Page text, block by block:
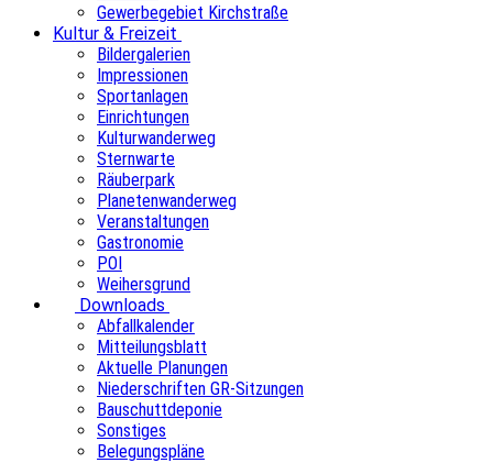
Gewerbegebiet Kirchstraße
Kultur & Freizeit
Bildergalerien
Impressionen
Sportanlagen
Einrichtungen
Kulturwanderweg
Sternwarte
Räuberpark
Planetenwanderweg
Veranstaltungen
Gastronomie
POI
Weihersgrund
Downloads
Abfallkalender
Mitteilungsblatt
Aktuelle Planungen
Niederschriften GR-Sitzungen
Bauschuttdeponie
Sonstiges
Belegungspläne